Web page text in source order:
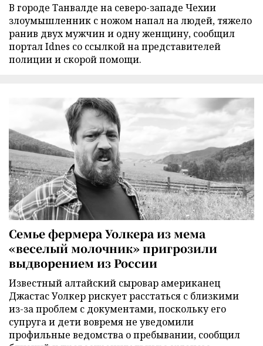
В городе Танвалде на северо-западе Чехии
злоумышленник с ножом напал на людей, тяжело
ранив двух мужчин и одну женщину, сообщил
портал Idnes со ссылкой на представителей
полиции и скорой помощи.
Семье фермера Уолкера из мема
«веселый молочник» пригрозили
выдворением из России
Известный алтайский сыровар американец
Джастас Уолкер рискует расстаться с близкими
из-за проблем с документами, поскольку его
супруга и дети вовремя не уведомили
профильные ведомства о пребывании, сообщил